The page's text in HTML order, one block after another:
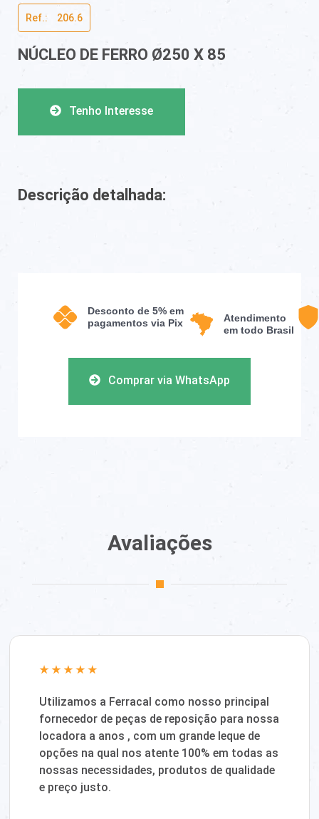
Ref.:ﾠ206.6
NÚCLEO DE FERRO Ø250 X 85
Tenho Interesse
Descrição detalhada:
Comprar via WhatsApp
Desconto de 5% em
pagamentos via Pix
Atendimento
em todo Brasil
Avaliações
Utilizamos a Ferracal como nosso principal
fornecedor de peças de reposição para nossa
locadora a anos , com um grande leque de
opções na qual nos atente 100% em todas as
nossas necessidades, produtos de qualidade
e preço justo.